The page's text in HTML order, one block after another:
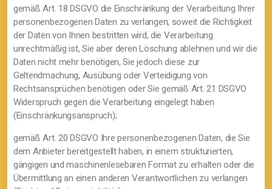
gemäß Art. 18 DSGVO die Einschränkung der Verarbeitung Ihrer
personenbezogenen Daten zu verlangen, soweit die Richtigkeit
der Daten von Ihnen bestritten wird, die Verarbeitung
unrechtmäßig ist, Sie aber deren Löschung ablehnen und wir die
Daten nicht mehr benötigen, Sie jedoch diese zur
Geltendmachung, Ausübung oder Verteidigung von
Rechtsansprüchen benötigen oder Sie gemäß Art. 21 DSGVO
Widerspruch gegen die Verarbeitung eingelegt haben
(Einschränkungsanspruch);
gemäß Art. 20 DSGVO Ihre personenbezogenen Daten, die Sie
dem Anbieter bereitgestellt haben, in einem strukturierten,
gängigen und maschinenlesebaren Format zu erhalten oder die
Übermittlung an einen anderen Verantwortlichen zu verlangen